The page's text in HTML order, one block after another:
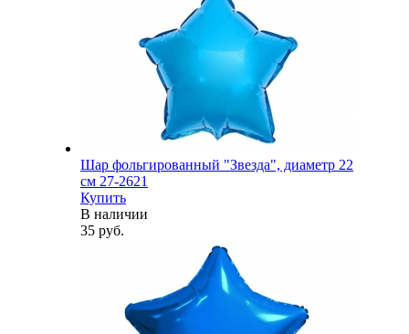
Шар фольгированный "Звезда", диаметр 22
см 27-2621
Купить
В наличии
35 руб.